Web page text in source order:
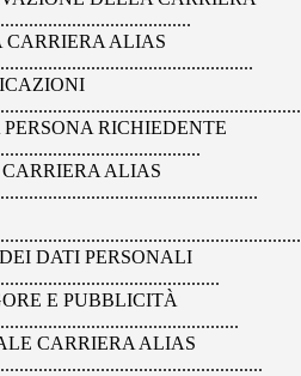
CARRIERA ALIAS
RICHIEDENTE
ALIAS
DATI PERSONALI
E PUBBLICITÀ
CARRIERA ALIAS